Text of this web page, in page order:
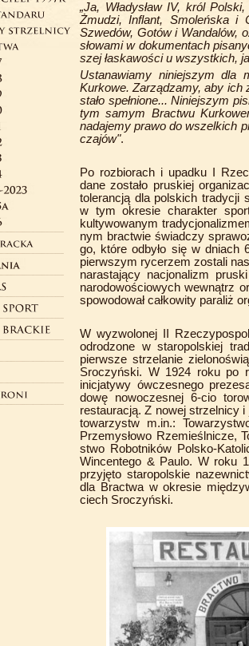
„Ja, Władysław IV, król
Żmudzi, Inflant, Smoleńska i
Szwedów, Gotów i Wandalów,
słowami w dokumentach
szej łaskawości u wszystkich,
Ustanawiamy niniejszym dla
Kurkowe. Zarządzamy, aby
stało spełnione... Niniejszym
tym samym Bractwu
nadajemy prawo do wszelkich
czajów".
Po rozbiorach i upadku I
dane zostało pruskiej
tolerancją dla polskich tradycji
w tym okresie charakter
kultywowanym
nym bractwie świadczy
go, które odbyło się w
pierwszym rycerzem zostali
narastający nacjonalizm
narodowościowych wewnątrz
spowodował całkowity paraliż
W wyzwolonej II
odrodzone w staropolskiej
pierwsze strzelanie
Sroczyński. W 1924 roku po
inicjatywy ówczesnego
dowę nowoczesnej 6-cio
restauracją. Z nowej strzelnicy i
towarzystw m.in.:
Przemysłowo Rzemieślnicze,
stwo Robotników Polsko-
Wincentego & Paulo. W roku
przyjęto staropolskie
dla Bractwa w okresie
ciech Sroczyński.